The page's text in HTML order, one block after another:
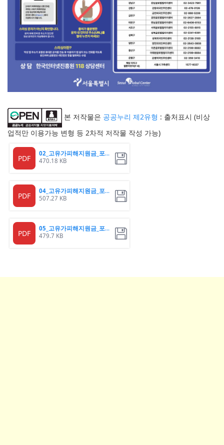
본 저작물은 공공누리 제2유형 : 출처표시 (비상
업적만 이용가능 변형 등 2차적 저작물 작성 가능)
PDF
02_고유가피해지원금_포스터
470.18 KB
PDF
04_고유가피해지원금_포스터
507.27 KB
PDF
05_고유가피해지원금_포스터
479.7 KB